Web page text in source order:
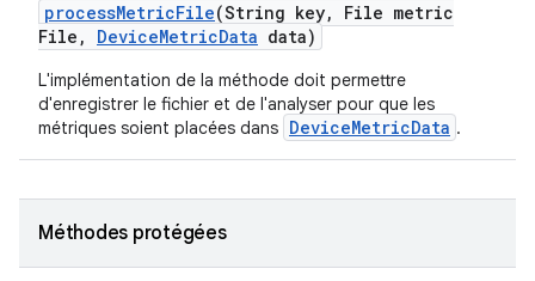
processMetricFile(String key,
File metric
File , DeviceMetricData data)
L'implémentation de la méthode doit permettre
d'enregistrer le fichier et de l'analyser pour que les
métriques soient placées dans DeviceMetricData .
Méthodes protégées